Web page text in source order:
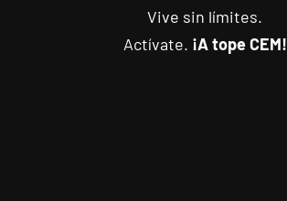
Vive sin límites.
Actívate. ¡A tope CEM!